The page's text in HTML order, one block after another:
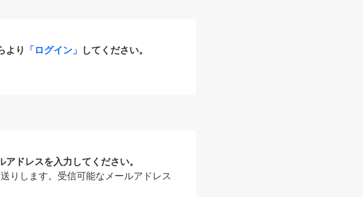
より 「ログイン」 してください。
ドレスを入力してください。
りします。受信可能なメールアドレス